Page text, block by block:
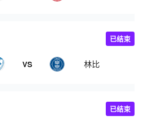
VS 林比
已结束
已结束